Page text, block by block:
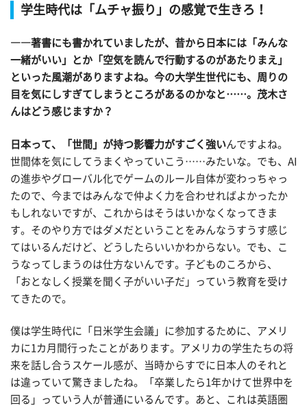
学生時代は「ムチャ振り」の感覚で生きろ！
――著書にも書かれていましたが、昔から日本には「みんな
一緒がいい」とか「空気を読んで行動するのがあたりまえ」
といった風潮がありますよね。今の大学生世代にも、周りの
目を気にしすぎてしまうところがあるのかなと……。茂木さ
んはどう感じますか？
日本って、「世間」が持つ影響力がすごく強いんですよね。
世間体を気にしてうまくやっていこう……みたいな。でも、AI
の進歩やグローバル化でゲームのルール自体が変わっちゃっ
たので、今まではみんなで仲よく力を合わせればよかったか
もしれないですが、これからはそうはいかなくなってきま
す。そのやり方ではダメだということをみんなうすうす感じ
てはいるんだけど、どうしたらいいかわからない。でも、こ
うなってしまうのは仕方ないんです。子どものころから、
「おとなしく授業を聞く子がいい子だ」っていう教育を受け
てきたので。
僕は学生時代に「日米学生会議」に参加するために、アメリ
カに1カ月間行ったことがあります。アメリカの学生たちの将
来を話し合うスケール感が、当時からすでに日本人のそれと
は違っていて驚きましたね。「卒業したら1年かけて世界中を
回る」っていう人が普通にいるんです。あと、これは英語圏